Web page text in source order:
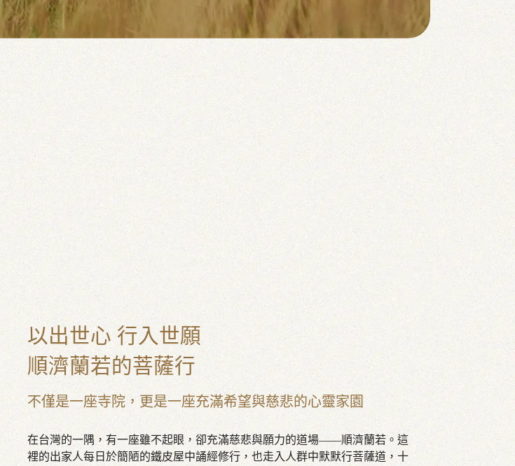
以出世心 行入世願
順濟蘭若的菩薩行
不僅是一座寺院，更是一座充滿希望與慈悲的心靈家園
在台灣的一隅，有一座雖不起眼，卻充滿慈悲與願力的道場——順濟蘭若。這
裡的出家人每日於簡陋的鐵皮屋中誦經修行，也走入人群中默默行菩薩道，十